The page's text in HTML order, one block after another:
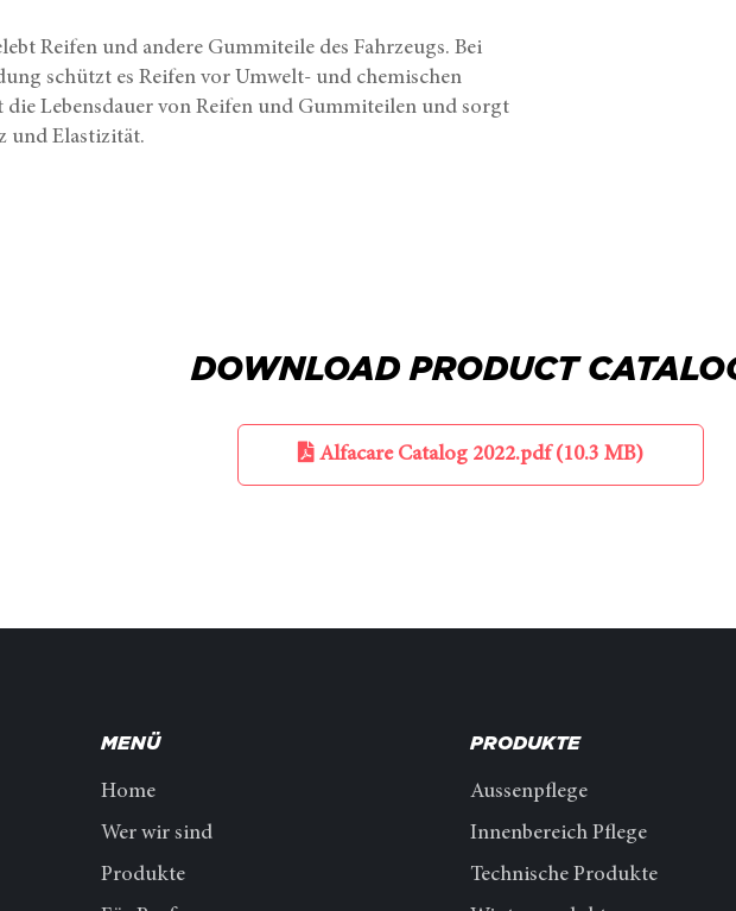
Reifen und andere Gummiteile des Fahrzeugs. Bei
schützt es Reifen vor Umwelt- und chemischen
die Lebensdauer von Reifen und Gummiteilen und sorgt
und Elastizität.
DOWNLOAD PRODUCT
Alfacare Catalog 2022.pdf (10.3 MB)
MENÜ
Home
Wer wir sind
Produkte
PRODUKTE
Aussenpflege
Innenbereich Pflege
Technische Produkte